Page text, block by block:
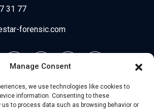
Manage Consent
we use technologies like cookies to
information. Consenting to these
to process data such as browsing behavior or
31 77
forensic.com